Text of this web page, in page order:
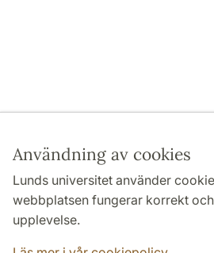
Användning av cookies
Lunds universitet använder
webbplatsen fungerar korrekt
upplevelse.